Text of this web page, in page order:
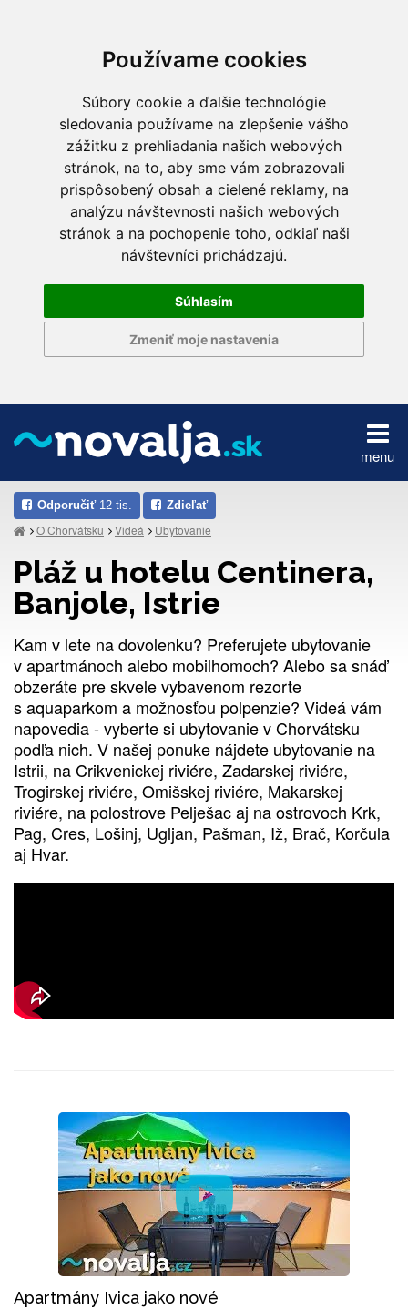
Používame cookies
Súbory cookie a ďalšie technológie
sledovania používame na zlepšenie vášho
zážitku z prehliadania našich webových
stránok, na to, aby sme vám zobrazovali
prispôsobený obsah a cielené reklamy, na
analýzu návštevnosti našich webových
stránok a na pochopenie toho, odkiaľ naši
návštevníci prichádzajú.
Súhlasím
Zmeniť moje nastavenia
menu
Odporučiť12 tis. Zdieľať
O Chorvátsku Videá Ubytovanie
Pláž u hotelu Centinera,
Banjole, Istrie
Kam v lete na dovolenku? Preferujete ubytovanie
v apartmánoch alebo mobilhomoch? Alebo sa snáď
obzeráte pre skvele vybavenom rezorte
s aquaparkom a možnosťou polpenzie? Videá vám
napovedia - vyberte si ubytovanie v Chorvátsku
podľa nich. V našej ponuke nájdete ubytovanie na
Istrii, na Crikvenickej riviére, Zadarskej riviére,
Trogirskej riviére, Omišskej riviére, Makarskej
riviére, na polostrove Pelješac aj na ostrovoch Krk,
Pag, Cres, Lošinj, Ugljan, Pašman, Iž, Brač, Korčula
aj Hvar.
Apartmány Ivica jako nové